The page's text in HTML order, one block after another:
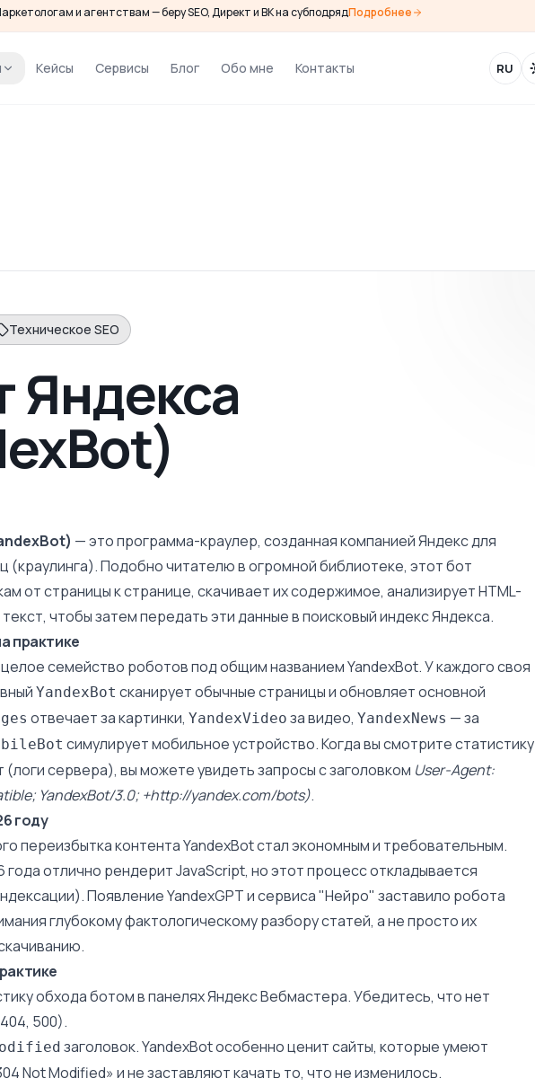
и агентствам — беру SEO, Директ и ВК на субподрядПодробнее
Кейсы Сервисы Блог Обо мне Контакты RU
Техническое SEO
Яндекса
— это программа-краулер, созданная компанией Яндекс для
(краулинга). Подобно читателю в огромной библиотеке, этот бот
от страницы к странице, скачивает их содержимое, анализирует HTML-
чтобы затем передать эти данные в поисковый индекс Яндекса.
практике
семейство роботов под общим названием YandexBot. У каждого своя
YandexBot сканирует обычные страницы и обновляет основной
отвечает за картинки, YandexVideo за видео, YandexNews — за
симулирует мобильное устройство. Когда вы смотрите статистику
(логи сервера), вы можете увидеть запросы с заголовком User-Agent:
YandexBot/3.0; +http://yandex.com/bots).
году
переизбытка контента YandexBot стал экономным и требовательным.
года отлично рендерит JavaScript, но этот процесс откладывается
Появление YandexGPT и сервиса "Нейро" заставило робота
глубокому фактологическому разбору статей, а не просто их
обхода ботом в панелях Яндекс Вебмастера. Убедитесь, что нет
500).
заголовок. YandexBot особенно ценит сайты, которые умеют
Not Modified» и не заставляют качать то, что не изменилось.